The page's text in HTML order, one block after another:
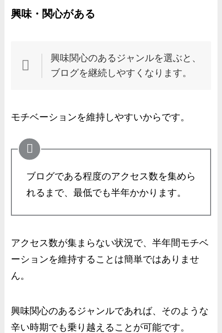
興味・関心がある
興味関心のあるジャンルを選ぶと、
ブログを継続しやすくなります。
モチベーションを維持しやすいからです。
ブログである程度のアクセス数を集めら
れるまで、最低でも半年かかります。
アクセス数が集まらない状況で、半年間モチベ
ーションを維持することは簡単ではありませ
ん。
興味関心のあるジャンルであれば、そのような
辛い時期でも乗り越えることが可能です。